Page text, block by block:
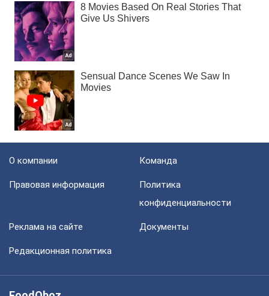
О компании Команда
Правовая информация
Политика
конфиденциальности
Реклама на сайте Документы
Редакционная политика